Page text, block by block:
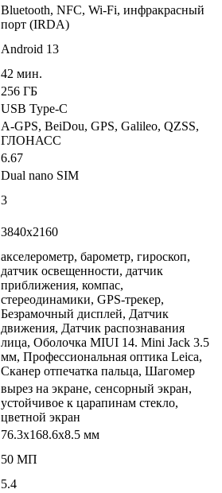
Bluetooth, NFC, Wi-Fi, инфракрасный
порт (IRDA)
Android 13
42 мин.
256 ГБ
USB Type-C
A-GPS, BeiDou, GPS, Galileo, QZSS,
ГЛОНАСС
6.67
Dual nano SIM
3
3840x2160
акселерометр, барометр, гироскоп,
датчик освещенности, датчик
приближения, компас,
стереодинамики, GPS-трекер,
Безрамочный дисплей, Датчик
движения, Датчик распознавания
лица, Оболочка MIUI 14. Mini Jack 3.5
мм, Профессиональная оптика Leica,
Сканер отпечатка пальца, Шагомер
вырез на экране, сенсорный экран,
устойчивое к царапинам стекло,
цветной экран
76.3x168.6x8.5 мм
50 МП
5.4